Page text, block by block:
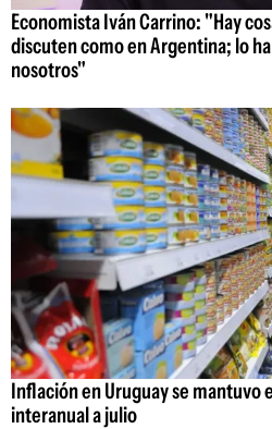
Economista Iván Carrino: "Hay
discuten como en Argentina; lo
nosotros"
Inflación en Uruguay se mantuvo
interanual a julio